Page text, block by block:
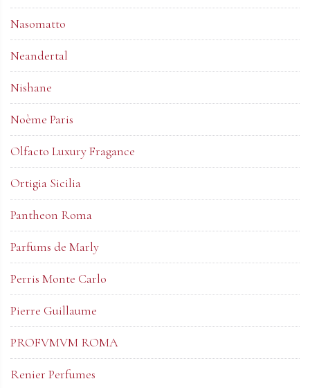
Nasomatto
Neandertal
Nishane
Noème Paris
Olfacto Luxury Fragance
Ortigia Sicilia
Pantheon Roma
Parfums de Marly
Perris Monte Carlo
Pierre Guillaume
PROFVMVM ROMA
Renier Perfumes